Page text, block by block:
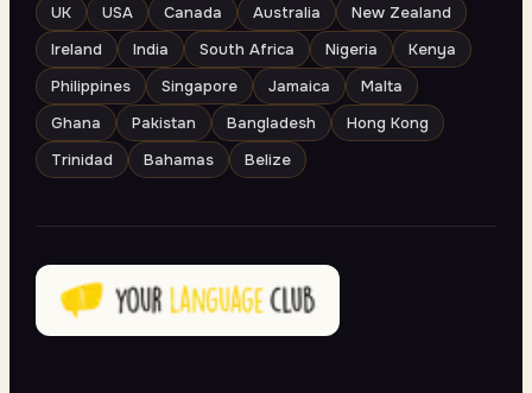
UK USA Canada Australia
New Zealand
Ireland
India South Africa Nigeria
Kenya
Philippines
Singapore Jamaica
Malta
Ghana
Pakistan Bangladesh
Hong Kong
Trinidad
Bahamas Belize